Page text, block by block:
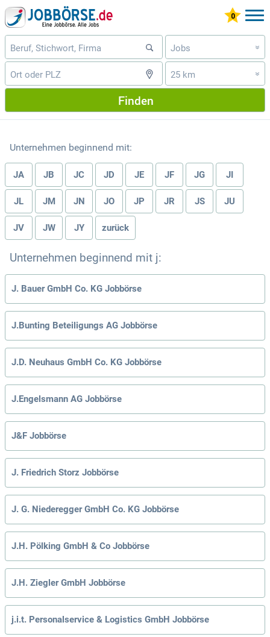
Jobs »
25 km »
Finden
Unternehmen beginnend mit:
JA JB JC JD JE JF JG JI
JL JM JN JO JP JR JS JU
JV JW JY zurück
Unternehmen beginnend mit j:
J. Bauer GmbH Co. KG Jobbörse
J.Bunting Beteiligungs AG Jobbörse
J.D. Neuhaus GmbH Co. KG Jobbörse
J.Engelsmann AG Jobbörse
J&F Jobbörse
J. Friedrich Storz Jobbörse
J. G. Niederegger GmbH Co. KG Jobbörse
J.H. Pölking GmbH & Co Jobbörse
J.H. Ziegler GmbH Jobbörse
j.i.t. Personalservice & Logistics GmbH Jobbörse